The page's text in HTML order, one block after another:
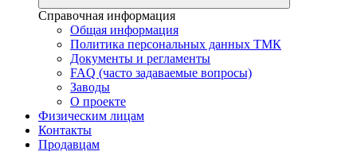
Справочная информация
Общая информация
Политика персональных данных ТМК
Документы и регламенты
FAQ (часто задаваемые вопросы)
Заводы
О проекте
Физическим лицам
Контакты
Продавцам